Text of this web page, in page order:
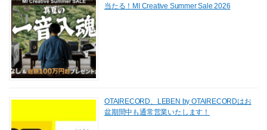
当たる！MI Creative Summer Sale 2026
OTAIRECORD、LEBEN by OTAIRECORDはお
盆期間中も通常営業いたします！